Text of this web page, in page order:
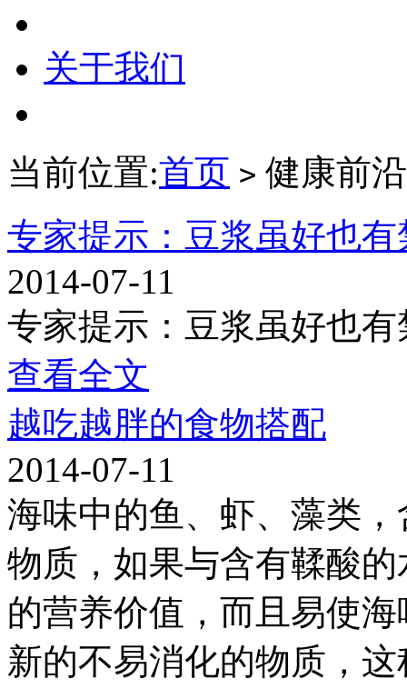
关于我们
当前位置:首页 > 健康前沿
专家提示：豆浆虽好也有
2014-07-11
专家提示：豆浆虽好也有
查看全文
越吃越胖的食物搭配
2014-07-11
海味中的鱼、虾、藻类
物质，如果与含有鞣酸
的营养价值，而且易使
新的不易消化的物质，